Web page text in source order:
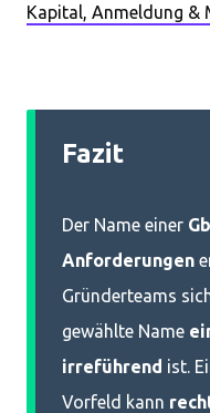
Kapital, Anmeldung &
Fazit
Der Name einer
Anforderungen
Gründerteams
gewählte Name
irreführend ist.
Vorfeld kann